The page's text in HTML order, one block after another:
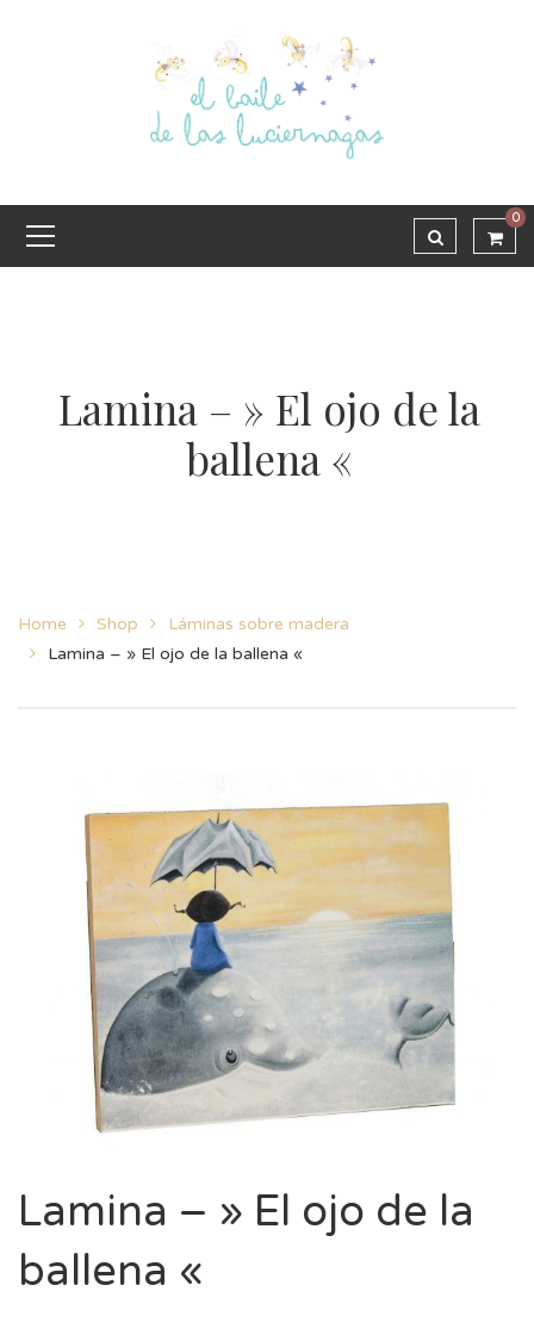
0
Lamina – » El ojo de la
ballena «
Home Shop
Láminas sobre madera
Lamina – » El ojo de la ballena «
Lamina – » El ojo de la
ballena «